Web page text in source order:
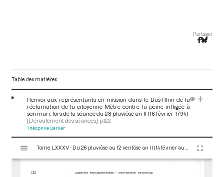
Partager
Table des matières
Renvoi aux représentants en mission dans le Bas-Rhin de la
réclamation de la citoyenne Mètre contre la peine infligée à
son mari, lors de la séance du 28 pluviôse an II (16 février 1794)
[Déroulement des séances] p.122
Théophile Berlier
s